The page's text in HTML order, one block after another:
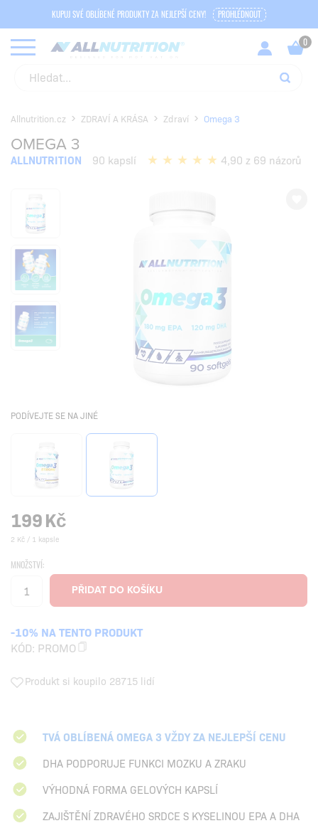
KUPUJ SVÉ OBLÍBENÉ PRODUKTY ZA NEJLEPŠÍ CENY! PROHLÉDNOUT
Allnutrition.cz ZDRAVÍ A KRÁSA Zdraví Omega 3
OMEGA 3
ALLNUTRITION 90 kapslí 4,90 z 69 názorů
PODÍVEJTE SE NA JINÉ
199Kč
2 Kč / 1 kapsle
MNOŽSTVÍ:
-10% NA TENTO PRODUKT
KÓD: PROMO
Produkt si koupilo 28715 lidí
TVÁ OBLÍBENÁ OMEGA 3 VŽDY ZA NEJLEPŠÍ CENU
DHA PODPORUJE FUNKCI MOZKU A ZRAKU
VÝHODNÁ FORMA GELOVÝCH KAPSLÍ
ZAJIŠTĚNÍ ZDRAVÉHO SRDCE S KYSELINOU EPA A DHA